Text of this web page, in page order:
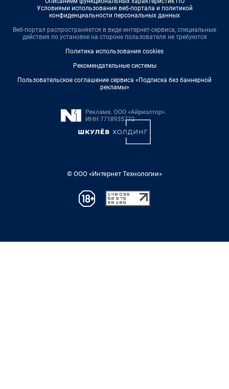
Условиями использования веб-портала и политикой
конфиденциальности персональных данных
Веб-портал распространяется в виде интернет-сервиса, специальные
действия по установке на стороне пользователя не требуются
Политика использования cookies
Рекомендательные системы
Пользовательское соглашение сервиса «Подписка без баннерной
рекламы»
© ООО «Интернет Технологии»